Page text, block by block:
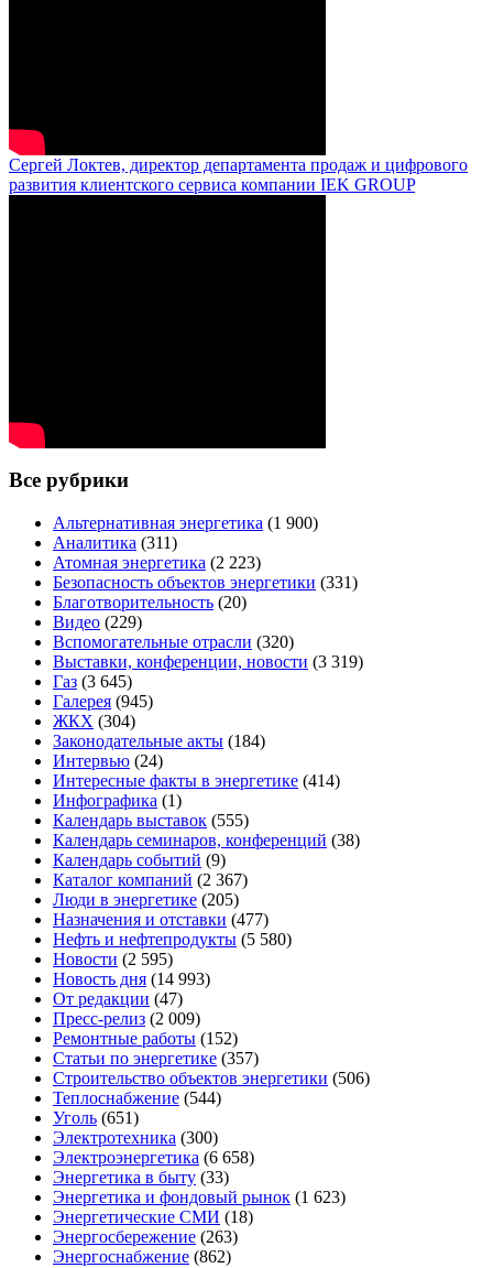
Сергей Локтев, директор департамента продаж и цифрового
развития клиентского сервиса компании IEK GROUP
Все рубрики
Альтернативная энергетика (1 900)
Аналитика (311)
Атомная энергетика (2 223)
Безопасность объектов энергетики (331)
Благотворительность (20)
Видео (229)
Вспомогательные отрасли (320)
Выставки, конференции, новости (3 319)
Газ (3 645)
Галерея (945)
ЖКХ (304)
Законодательные акты (184)
Интервью (24)
Интересные факты в энергетике (414)
Инфографика (1)
Календарь выставок (555)
Календарь семинаров, конференций (38)
Календарь событий (9)
Каталог компаний (2 367)
Люди в энергетике (205)
Назначения и отставки (477)
Нефть и нефтепродукты (5 580)
Новости (2 595)
Новость дня (14 993)
От редакции (47)
Пресс-релиз (2 009)
Ремонтные работы (152)
Статьи по энергетике (357)
Строительство объектов энергетики (506)
Теплоснабжение (544)
Уголь (651)
Электротехника (300)
Электроэнергетика (6 658)
Энергетика в быту (33)
Энергетика и фондовый рынок (1 623)
Энергетические СМИ (18)
Энергосбережение (263)
Энергоснабжение (862)